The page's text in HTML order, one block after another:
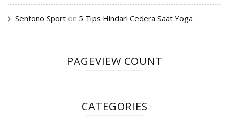
Sentono Sport on 5 Tips Hindari Cedera Saat Yoga
PAGEVIEW COUNT
CATEGORIES